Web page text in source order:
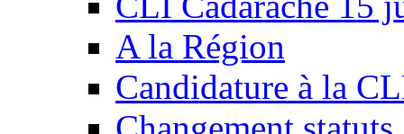
A la Région
Candidature à la